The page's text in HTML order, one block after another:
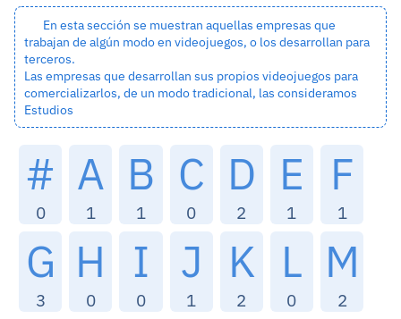
En esta sección se muestran aquellas empresas que
trabajan de algún modo en videojuegos, o los desarrollan para
terceros.
Las empresas que desarrollan sus propios videojuegos para
comercializarlos, de un modo tradicional, las consideramos
Estudios
#
0
A
1
B
1
C
0
D
2
E
1
F
1
G
3
H
0
I
0
J
1
K
2
L
0
M
2